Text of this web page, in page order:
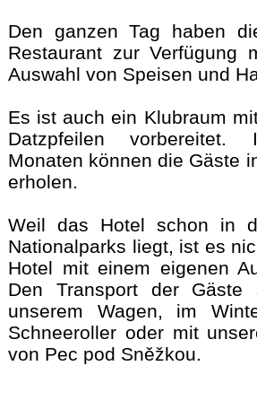
Den ganzen Tag haben
Restaurant zur Verfügung
Auswahl von Speisen und
Es ist auch ein Klubraum
Datzpfeilen vorbereitet.
Monaten können die Gäste
erholen.
Weil das Hotel schon in
Nationalparks liegt, ist es
Hotel mit einem eigenen
Den Transport der
unserem Wagen, im
Schneeroller oder mit
von Pec pod Sněžkou.